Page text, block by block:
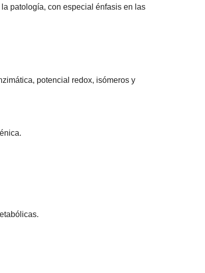
patología, con especial énfasis en las
potencial redox, isómeros y